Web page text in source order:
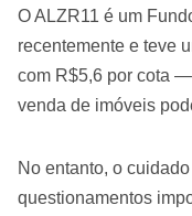
O ALZR11 é um
recentemente e teve
com R$5,6 por cota
venda de imóveis
No entanto, o
questionamentos